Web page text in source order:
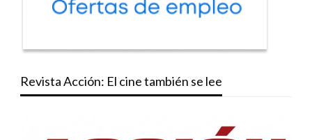
Revista Acción: El cine también se lee